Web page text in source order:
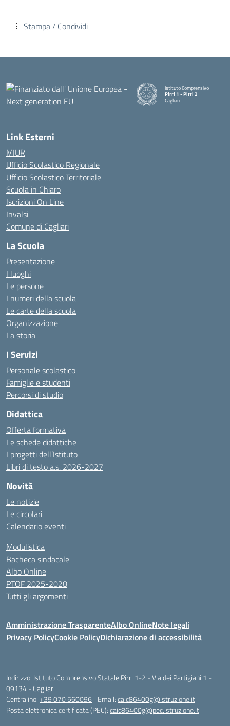
Stampa / Condividi
Istituto Comprensivo
Pirri 1 - Pirri 2
Cagliari
— Visita la pagina iniziale
Link Esterni
MIUR
Ufficio Scolastico Regionale
Ufficio Scolastico Territoriale
Scuola in Chiaro
Iscrizioni On Line
Invalsi
Comune di Cagliari
La Scuola
Presentazione
I luoghi
Le persone
I numeri della scuola
Le carte della scuola
Organizzazione
La storia
I Servizi
Personale scolastico
Famiglie e studenti
Percorsi di studio
Didattica
Offerta formativa
Le schede didattiche
I progetti dell’Istituto
Libri di testo a.s. 2026-2027
Novità
Le notizie
Le circolari
Calendario eventi
Modulistica
Bacheca sindacale
Albo Online
PTOF 2025-2028
Tutti gli argomenti
Amministrazione TrasparenteAlbo OnlineNote legali
Privacy PolicyCookie PolicyDichiarazione di accessibilità
Indirizzo: Istituto Comprensivo Statale Pirri 1-2 - Via dei Partigiani 1 -
09134 - Cagliari
Centralino:+39 070 560096 Email:caic86400g@istruzione.it
Posta elettronica certificata (PEC):caic86400g@pec.istruzione.it